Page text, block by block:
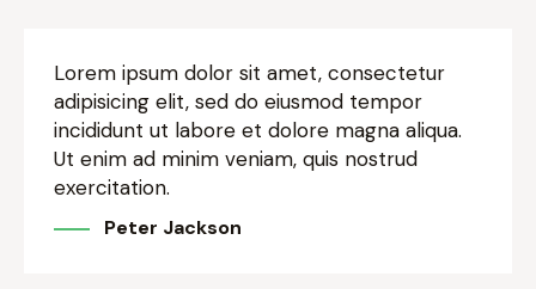
Lorem ipsum dolor sit amet, consectetur
adipisicing elit, sed do eiusmod tempor
incididunt ut labore et dolore magna aliqua.
Ut enim ad minim veniam, quis nostrud
exercitation.
Peter Jackson